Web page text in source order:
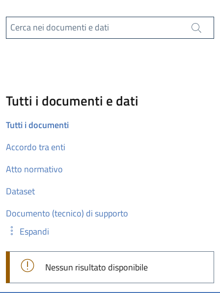
Cerca nei documenti e dati
Cerca
Tutti i documenti e dati
Tutti i documenti
Accordo tra enti
Atto normativo
Dataset
Documento (tecnico) di supporto
Espandi
Nessun risultato disponibile